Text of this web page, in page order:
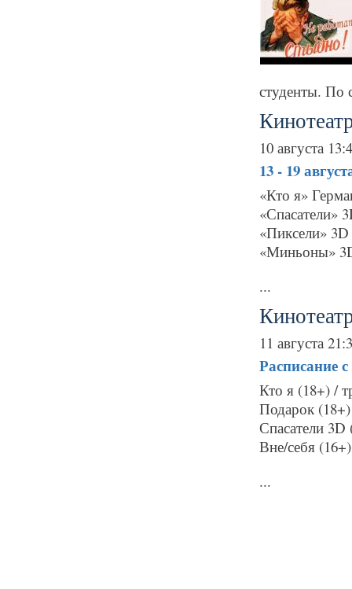
студенты. По
10 августа
13 - 19
«Кто я»
«Спасатели»
«Пиксели»
«Миньоны»
...
11 августа
Расписание
Кто я (18+) /
Подарок
Спасатели
Вне/себя
...